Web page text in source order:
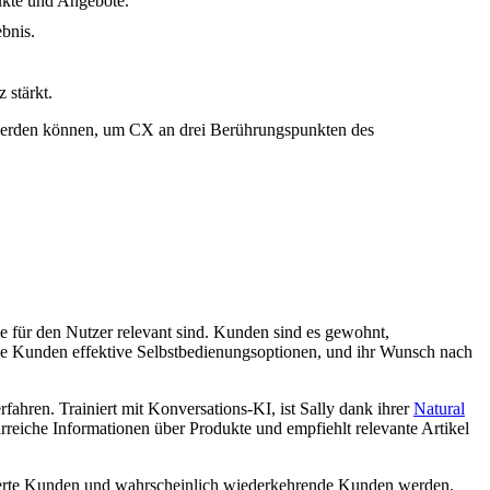
stärkt.
können, um CX an drei Berührungspunkten des
für den Nutzer relevant sind. Kunden sind es gewohnt,
effektive Selbstbedienungsoptionen, und ihr Wunsch nach
Trainiert mit Konversations-KI, ist Sally dank ihrerNatural
Informationen über Produkte und empfiehlt relevante Artikel
Kunden und wahrscheinlich wiederkehrende Kunden werden.